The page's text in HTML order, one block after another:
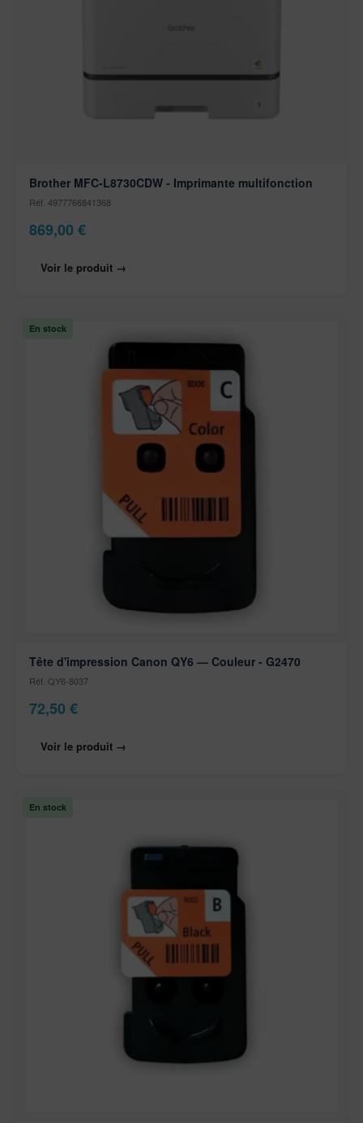
Brother MFC-L8730CDW - Imprimante multifonction
Réf. 4977766841368
869,00 €
Voir le produit →
En stock
Tête d'impression Canon QY6 — Couleur - G2470
Réf. QY6-8037
72,50 €
Voir le produit →
En stock